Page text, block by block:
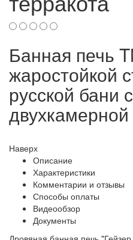
Банная печь
жаростойкой
русской бани
Наверх
Описание
Характеристики
Комментарии и отзывы
Способы оплаты
Видеообзор
Документы